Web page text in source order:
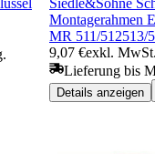
Montagerahmen
MR 511/512513/
9,07 €exkl. MwSt.
Lieferung bis
Details anzeigen